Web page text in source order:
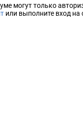
могут только
или выполните вход на